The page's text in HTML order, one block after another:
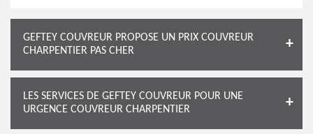
GEFTEY COUVREUR PROPOSE UN PRIX COUVREUR
CHARPENTIER PAS CHER
LES SERVICES DE GEFTEY COUVREUR POUR UNE
URGENCE COUVREUR CHARPENTIER